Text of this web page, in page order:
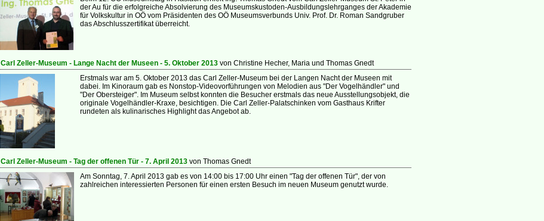
der Au für die erfolgreiche Absolvierung des Museumskustoden-Ausbildungslehrganges der Akademie
für Volkskultur in OÖ vom Präsidenten des OÖ Museumsverbunds Univ. Prof. Dr. Roman Sandgruber
das Abschlusszertifikat überreicht.
Carl Zeller-Museum - Lange Nacht der Museen - 5. Oktober 2013 von Christine Hecher, Maria und Thomas Gnedt
Erstmals war am 5. Oktober 2013 das Carl Zeller-Museum bei der Langen Nacht der Museen mit
dabei. Im Kinoraum gab es Nonstop-Videovorführungen von Melodien aus "Der Vogelhändler" und
"Der Obersteiger". Im Museum selbst konnten die Besucher erstmals das neue Ausstellungsobjekt, die
originale Vogelhändler-Kraxe, besichtigen. Die Carl Zeller-Palatschinken vom Gasthaus Krifter
rundeten als kulinarisches Highlight das Angebot ab.
Carl Zeller-Museum - Tag der offenen Tür - 7. April 2013 von Thomas Gnedt
Am Sonntag, 7. April 2013 gab es von 14:00 bis 17:00 Uhr einen "Tag der offenen Tür", der von
zahlreichen interessierten Personen für einen ersten Besuch im neuen Museum genutzt wurde.